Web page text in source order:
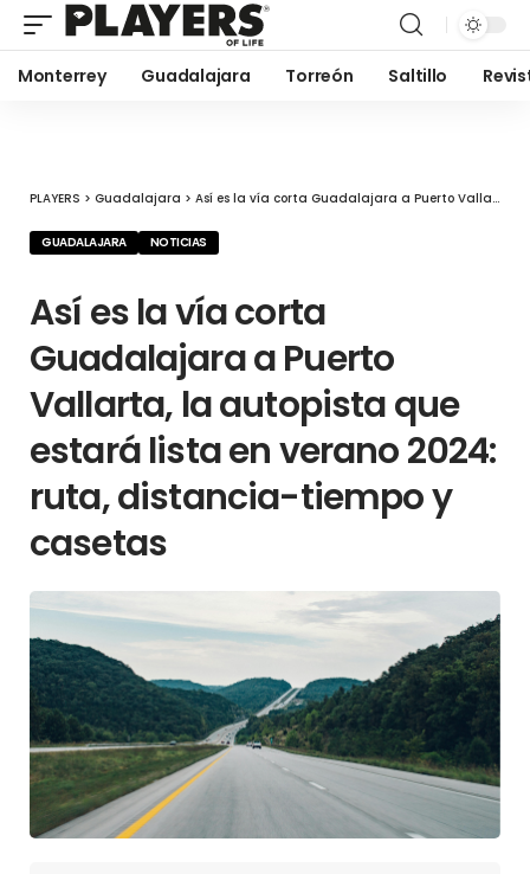
Monterrey Guadalajara Torreón Saltillo
PLAYERS > Guadalajara > Así es la vía corta Guadalajara a Puerto Vallarta, la autopista que estará lista en verano 2024: ruta, distancia-tiempo y casetas
GUADALAJARA NOTICIAS
Así es la vía corta
Guadalajara a Puerto
Vallarta, la autopista que
estará lista en verano 2024:
ruta, distancia-tiempo y
casetas